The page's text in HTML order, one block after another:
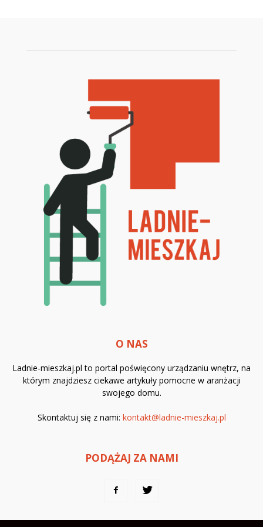
O NAS
Ladnie-mieszkaj.pl to portal poświęcony urządzaniu wnętrz, na
którym znajdziesz ciekawe artykuły pomocne w aranżacji
swojego domu.
Skontaktuj się z nami: kontakt@ladnie-mieszkaj.pl
PODĄŻAJ ZA NAMI